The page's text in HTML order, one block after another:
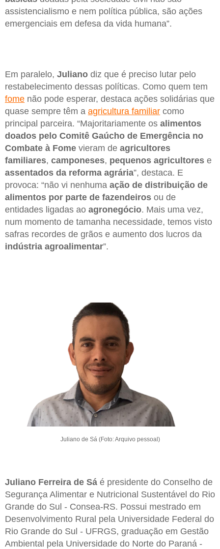
assistencialismo e nem política pública, são ações
emergenciais em defesa da vida humana”.
Em paralelo, Juliano diz que é preciso lutar pelo
restabelecimento dessas políticas. Como quem tem
fome não pode esperar, destaca ações solidárias que
quase sempre têm a agricultura familiar como
principal parceira. “Majoritariamente os alimentos
doados pelo Comitê Gaúcho de Emergência no
Combate à Fome vieram de agricultores
familiares, camponeses, pequenos agricultores e
assentados da reforma agrária”, destaca. E
provoca: “não vi nenhuma ação de distribuição de
alimentos por parte de fazendeiros ou de
entidades ligadas ao agronegócio. Mais uma vez,
num momento de tamanha necessidade, temos visto
safras recordes de grãos e aumento dos lucros da
indústria agroalimentar”.
Juliano de Sá (Foto: Arquivo pessoal)
Juliano Ferreira de Sá é presidente do Conselho de
Segurança Alimentar e Nutricional Sustentável do Rio
Grande do Sul - Consea-RS. Possui mestrado em
Desenvolvimento Rural pela Universidade Federal do
Rio Grande do Sul - UFRGS, graduação em Gestão
Ambiental pela Universidade do Norte do Paraná -